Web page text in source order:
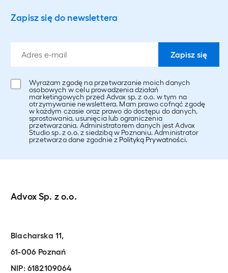
Advox Sp. z o.o.
Blacharska 11,
61-006 Poznań
NIP: 6182109064
Zapisz się do newslettera
Wyrażam zgodę na przetwarzanie moich danych
osobowych w celu prowadzenia działań
marketingowych przed Advox sp. z o.o. w tym na
otrzymywanie newslettera. Mam prawo cofnąć zgodę
w każdym czasie oraz prawo do dostępu do danych,
sprostowania, usunięcia lub ograniczenia
przetwarzania. Administratorem danych jest Advox
Studio sp. z o.o. z siedzibą w Poznaniu. Administrator
przetwarza dane zgodnie z Polityką Prywatności.